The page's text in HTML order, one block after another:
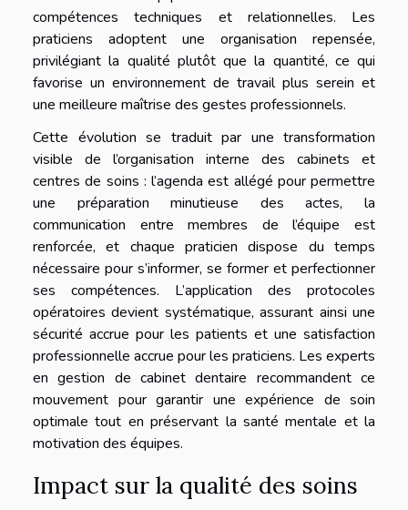
compétences techniques et relationnelles. Les
praticiens adoptent une organisation repensée,
privilégiant la qualité plutôt que la quantité, ce qui
favorise un environnement de travail plus serein et
une meilleure maîtrise des gestes professionnels.
Cette évolution se traduit par une transformation
visible de l’organisation interne des cabinets et
centres de soins : l’agenda est allégé pour permettre
une préparation minutieuse des actes, la
communication entre membres de l’équipe est
renforcée, et chaque praticien dispose du temps
nécessaire pour s’informer, se former et perfectionner
ses compétences. L’application des protocoles
opératoires devient systématique, assurant ainsi une
sécurité accrue pour les patients et une satisfaction
professionnelle accrue pour les praticiens. Les experts
en gestion de cabinet dentaire recommandent ce
mouvement pour garantir une expérience de soin
optimale tout en préservant la santé mentale et la
motivation des équipes.
Impact sur la qualité des soins